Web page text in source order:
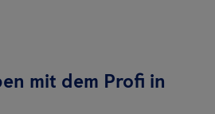
mit dem Profi in